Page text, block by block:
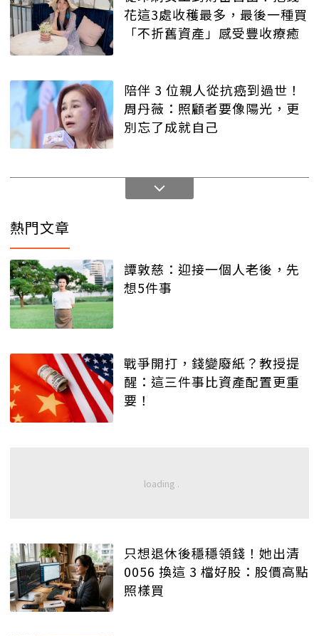
花這3處收穫最多，最後一種買
「不折舊資產」感受豐收療癒
陪伴 3 位親人從抗癌到過世！
周丹薇：照顧者要像陽光，更
別忘了成就自己
熱門文章
譚敦慈：迎接一個人老後，先
想5件事
戰爭開打，錢變廢紙？教授提
醒：這三件事比資產配置更重
要！
只想退休後穩穩領錢！她出清
0056 換這 3 檔好股：股價高點
照樣買